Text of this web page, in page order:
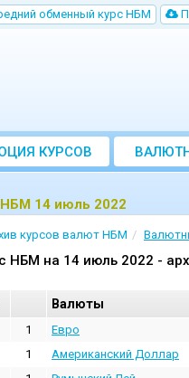
обменный курс НБM
КУРСОВ
14 июль 2022
курсов валют НБМ
НБМ на 14 июль 2022 -
Валюты
1 Евро
1 Aмериканский Доллар